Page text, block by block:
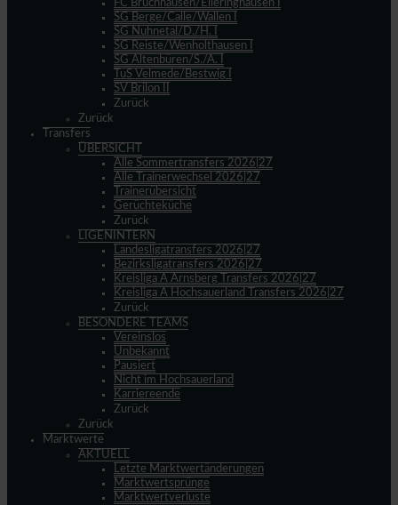
FC Bruchhausen/Elleringhausen I
SG Berge/Calle/Wallen I
SG Nuhnetal/D./H. I
SG Reiste/Wenholthausen I
SG Altenbüren/S./A. I
TuS Velmede/Bestwig I
SV Brilon II
Zurück
Zurück
Transfers
ÜBERSICHT
Alle Sommertransfers 2026|27
Alle Trainerwechsel 2026|27
Trainerübersicht
Gerüchteküche
Zurück
LIGENINTERN
Landesligatransfers 2026|27
Bezirksligatransfers 2026|27
Kreisliga A Arnsberg Transfers 2026|27
Kreisliga A Hochsauerland Transfers 2026|27
Zurück
BESONDERE TEAMS
Vereinslos
Unbekannt
Pausiert
Nicht im Hochsauerland
Karriereende
Zurück
Zurück
Marktwerte
AKTUELL
Letzte Marktwertänderungen
Marktwertsprünge
Marktwertverluste